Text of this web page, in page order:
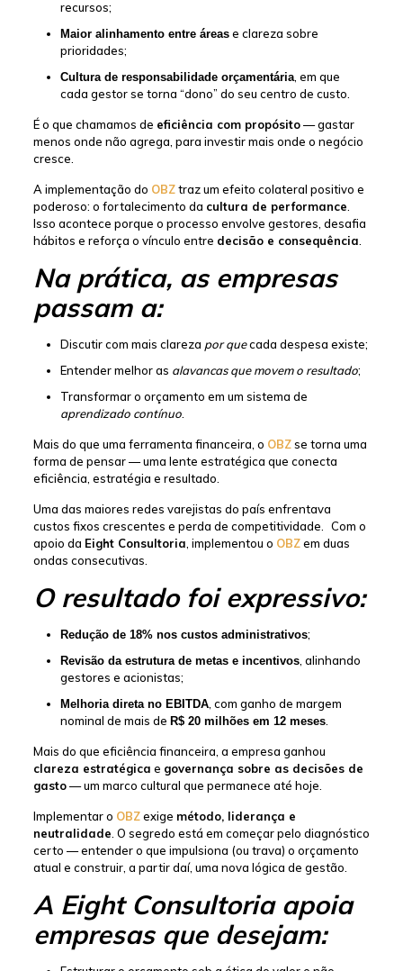
recursos;
Maior alinhamento entre árease clareza sobre
prioridades;
Cultura de responsabilidade orçamentária, em que
cada gestor se torna “dono” do seu centro de custo.
É o que chamamos de eficiência com propósito— gastar
menos onde não agrega, para investir mais onde o negócio
cresce.
A implementação do OBZtraz um efeito colateral positivo e
poderoso: o fortalecimento da cultura de performance
Isso acontece porque o processo envolve gestores, desafia
hábitos e reforça o vínculo entre decisão e consequência
Na prática, as empresas
passam a:
Discutir com mais clareza por quecada despesa existe;
Entender melhor as alavancas que movem o resultado;
Transformar o orçamento em um sistema de
aprendizado contínuo.
Mais do que uma ferramenta financeira, o OBZse torna uma
forma de pensar — uma lente estratégica que conecta
eficiência, estratégia e resultado.
Uma das maiores redes varejistas do país enfrentava
custos fixos crescentes e perda de competitividade.
Com o
apoio da Eight Consultoria , implementou o OBZem duas
ondas consecutivas.
O resultado foi expressivo:
Redução de 18% nos custos administrativos;
Revisão da estrutura de metas e incentivos, alinhando
gestores e acionistas;
Melhoria direta no EBITDA, com ganho de margem
nominal de mais de R$ 20 milhões em 12 meses.
Mais do que eficiência financeira, a empresa ganhou
clareza estratégica e governança sobre as decisões de
gasto— um marco cultural que permanece até hoje.
Implementar o OBZexige método, liderança e
neutralidade . O segredo está em começar pelo diagnóstico
certo — entender o que impulsiona (ou trava) o orçamento
atual e construir, a partir daí, uma nova lógica de gestão.
A Eight Consultoria apoia
empresas que desejam: